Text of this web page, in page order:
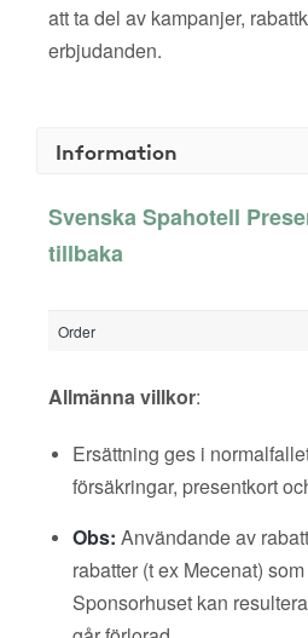
att ta del av kampanjer,
erbjudanden.
Information
Svenska Spahotell
tillbaka
Order
Allmänna villkor:
Ersättning ges i
försäkringar, presentkort
Obs: Användande av
rabatter (t ex Mecenat)
Sponsorhuset kan